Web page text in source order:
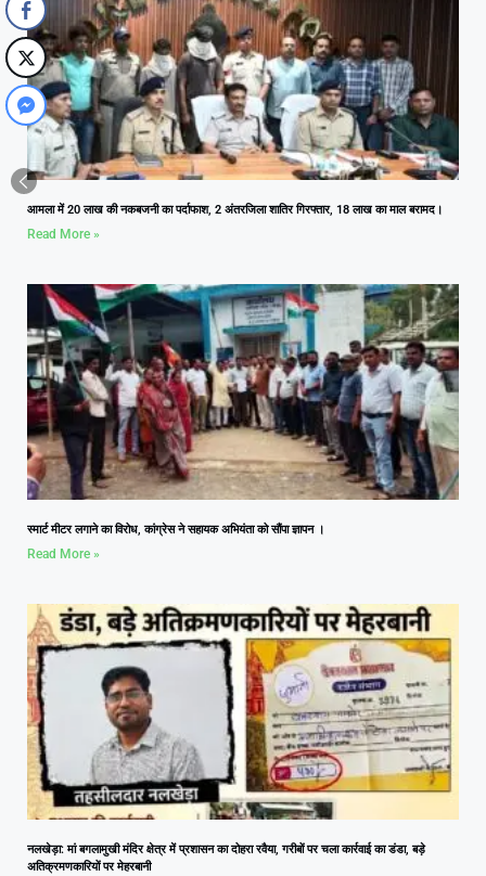
आमला में 20 लाख की नकबजनी का पर्दाफाश, 2 अंतरजिला शातिर गिरफ्तार, 18 लाख का माल बरामद।
Read More »
स्मार्ट मीटर लगाने का विरोध, कांग्रेस ने सहायक अभियंता को सौंपा ज्ञापन ।
Read More »
नलखेड़ा: मां बगलामुखी मंदिर क्षेत्र में प्रशासन का दोहरा रवैया, गरीबों पर चला कार्रवाई का डंडा, बड़े
अतिक्रमणकारियों पर मेहरबानी